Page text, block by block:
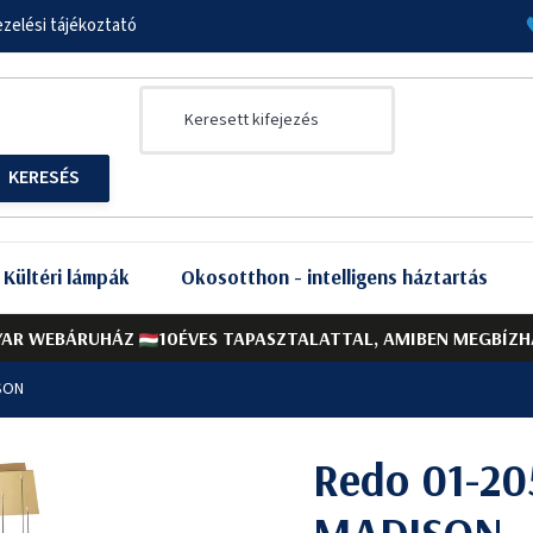
WEBÁRUHÁZ 10ÉVES TAPASZTALATTAL, AMIBEN
tájékoztató
Kültéri lámpák Okosotthon - intelligens háztartás
Redo 01-